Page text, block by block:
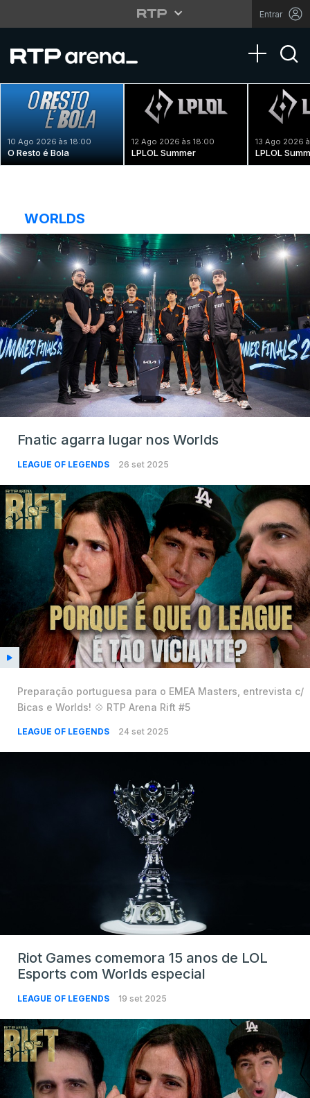
Entrar
Toggle
10 Ago 2026 às 18:00
O Resto é Bola
12 Ago 2026 às 18:00
LPLOL Summer
13 Ago 2026
LPLOL
WORLDS
Fnatic agarra lugar nos Worlds
LEAGUE OF LEGENDS 26 set 2025
Preparação portuguesa para o EMEA Masters, entrevista c/
Bicas e Worlds! 💠 RTP Arena Rift #5
LEAGUE OF LEGENDS 24 set 2025
Riot Games comemora 15 anos de LOL
Esports com Worlds especial
LEAGUE OF LEGENDS 19 set 2025